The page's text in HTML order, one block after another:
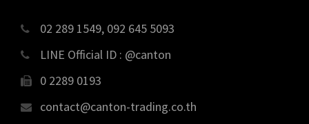
02 289 1549, 092 645 5093
LINE Official ID : @canton
0 2289 0193
contact@canton-trading.co.th